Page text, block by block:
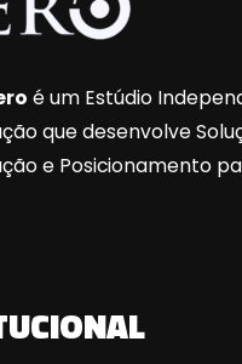
é um Estúdio
que desenvolve
e Posicionamento